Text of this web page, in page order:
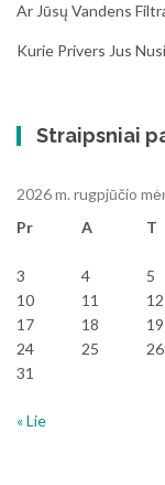
Ar Jūsų Vandens
Kurie Privers Jus
Straipsniai
2026 m. rugpjūčio
Pr
A T
3
4 5
10
11 12
17
18 19
24
25 26
31
« Lie